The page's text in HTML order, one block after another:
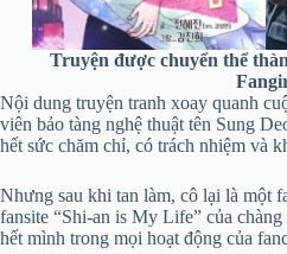
Truyện được chuyển thể
Nội dung truyện tranh xoay quanh
viên bảo tàng nghệ thuật tên Sung
hết sức chăm chỉ, có trách nhiệm và
Nhưng sau khi tan làm, cô lại là một
fansite “Shi-an is My Life” của
hết mình trong mọi hoạt động của